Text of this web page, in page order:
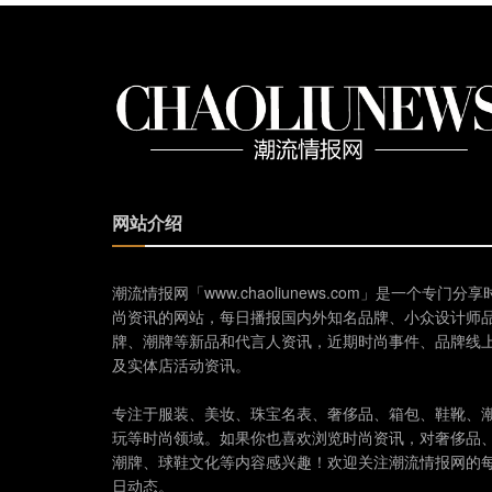
网站介绍
潮流情报网「www.chaoliunews.com」是一个专门分享
尚资讯的网站，每日播报国内外知名品牌、小众设计师
牌、潮牌等新品和代言人资讯，近期时尚事件、品牌线
及实体店活动资讯。
专注于服装、美妆、珠宝名表、奢侈品、箱包、鞋靴、
玩等时尚领域。如果你也喜欢浏览时尚资讯，对奢侈品
潮牌、球鞋文化等内容感兴趣！欢迎关注潮流情报网的
日动态。